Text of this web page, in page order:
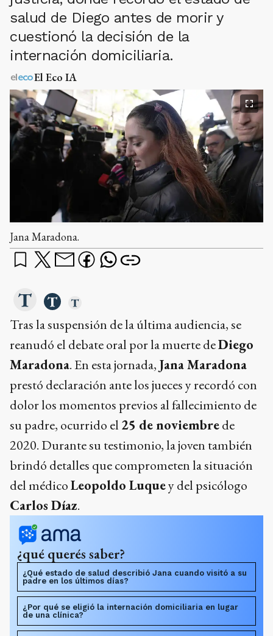
salud de Diego antes de morir y
cuestionó la decisión de la
internación domiciliaria.
El Eco IA
Jana Maradona.
Tras la suspensión de la última audiencia, se
reanudó el debate oral por la muerte deDiego
Maradona. En esta jornada, Jana Maradona
prestó declaración ante los jueces y recordó con
dolor los momentos previos al fallecimiento de
su padre, ocurrido el 25 de noviembrede
2020. Durante su testimonio, la joven también
brindó detalles que comprometen la situación
del médicoLeopoldo Luquey del psicólogo
Carlos Díaz.
¿qué querés saber?
¿Qué estado de salud describió Jana cuando visitó a su
padre en los últimos días?
¿Por qué se eligió la internación domiciliaria en lugar
de una clínica?